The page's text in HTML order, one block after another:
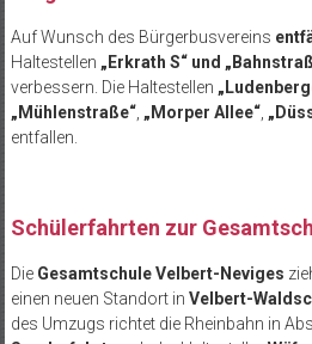
Auf Wunsch des Bürgerbusvereins
Haltestellen „Erkrath S“ und „Bahnstra
verbessern. Die Haltestellen „
„M ühlenstraße“, „ Morper Allee“, „ D
entfallen.
Schülerfahrten zur
Die Gesamtschule Velbert-Neviges
einen neuen Standort in Velbert-
des Umzugs richtet die Rheinbahn in